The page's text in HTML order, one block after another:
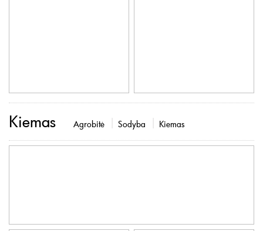
Kiemas Agrobitė Sodyba Kiemas